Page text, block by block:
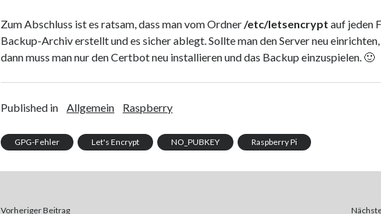
Zum Abschluss ist es ratsam, dass man vom Ordner/etc/letsencryptauf jeden
Backup-Archiv erstellt und es sicher ablegt. Sollte man den Server neu einrichten,
dann muss man nur den Certbot neu installieren und das Backup einzuspielen. 🙂
Published in Allgemein Raspberry
GPG-Fehler Let's Encrypt NO_PUBKEY Raspberry Pi
Vorheriger Beitrag